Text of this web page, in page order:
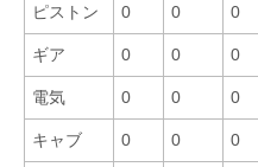
ピストン 0 0 0
ギア 0 0 0
電気 0 0 0
キャブ 0 0 0